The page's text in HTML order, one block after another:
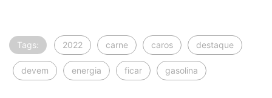
Tags: 2022 carne caros destaque
devem energia ficar gasolina